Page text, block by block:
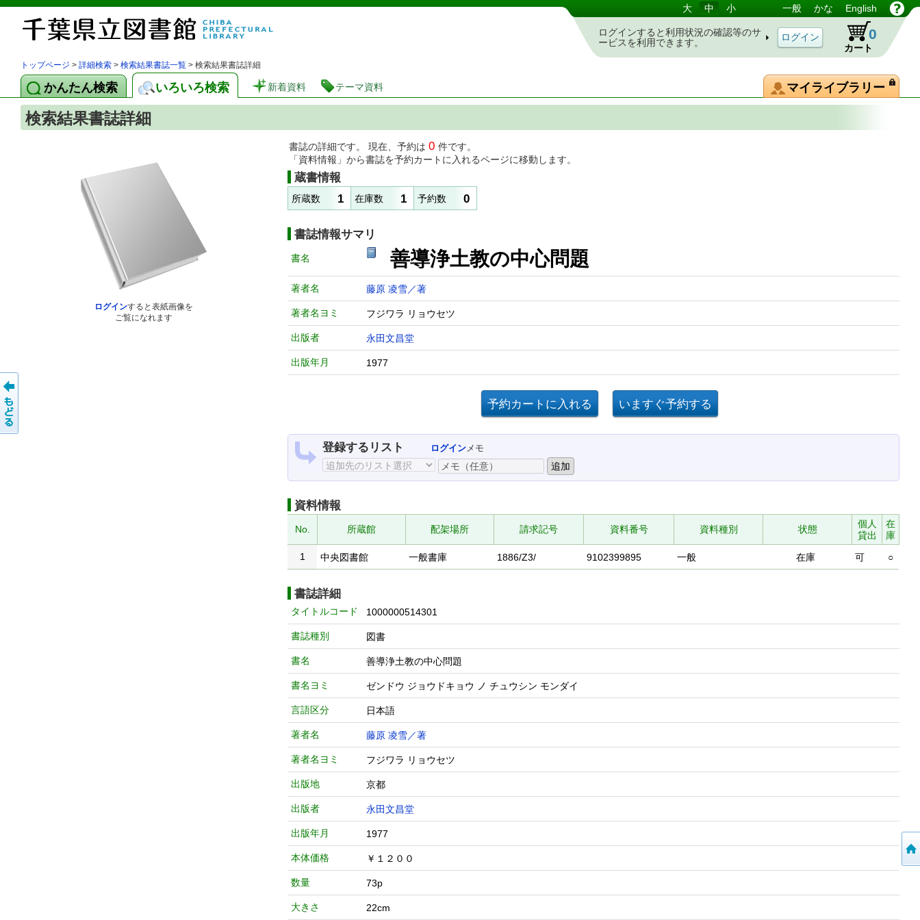
図書館 蔵書検索・予約システム 大 中 小 一般 かな English
ログインすると利用状況の確認等のサ
ービスを利用できます。
カート
0
トップページ > 詳細検索 > 検索結果書誌一覧 > 検索結果書誌詳細
かんたん検索 いろいろ検索 新着資料 テーマ資料 マイライブラリー
検索結果書誌詳細
ログインすると表紙画像を
ご覧になれます
書誌の詳細です。 現在、予約は 0 件です。
「資料情報」から書誌を予約カートに入れるページに移動します。
蔵書情報
所蔵数 1 在庫数 1 予約数 0
書誌情報サマリ
書名 善導浄土教の中心問題
著者名 藤原 凌雪／著
著者名ヨミ フジワラ リョウセツ
出版者 永田文昌堂
出版年月 1977
登録するリスト ログインメモ
資料情報
No. 所蔵館 配架場所 請求記号 資料番号 資料種別 状態
個人
貸出
在
庫
1
中央図書館 一般書庫 1886/Z3/ 9102399895 一般 在庫 可 ○
書誌詳細
タイトルコード 1000000514301
書誌種別 図書
書名 善導浄土教の中心問題
書名ヨミ ゼンドウ ジョウドキョウ ノ チュウシン モンダイ
言語区分 日本語
著者名 藤原 凌雪／著
著者名ヨミ フジワラ リョウセツ
出版地 京都
出版者 永田文昌堂
出版年月 1977
本体価格 ￥１２００
数量 73p
大きさ 22cm